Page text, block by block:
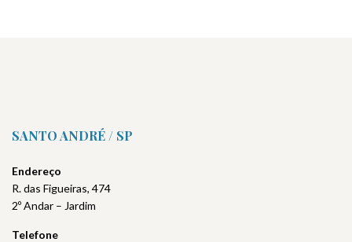
SANTO ANDRÉ / SP
Endereço
R. das Figueiras, 474
2º Andar – Jardim
Telefone